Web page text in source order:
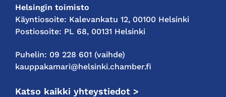
Helsingin toimisto
Käyntiosoite: Kalevankatu 12, 00100 Helsinki
Postiosoite: PL 68, 00131 Helsinki
Puhelin: 09 228 601 (vaihde)
kauppakamari@helsinki.chamber.fi
Katso kaikki yhteystiedot >